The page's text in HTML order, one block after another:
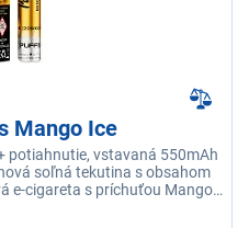
Mango Ice
potiahnutie, vstavaná 550mAh
soľná tekutina s obsahom
e-cigareta s príchuťou Mango